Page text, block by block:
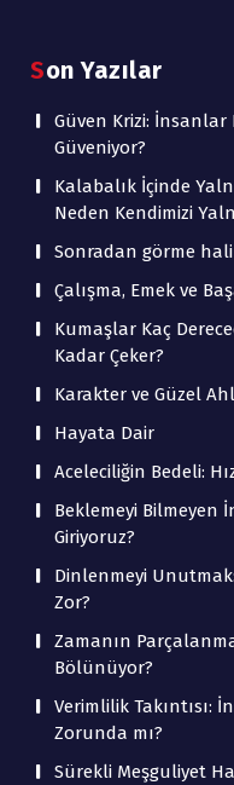
Son Yazılar
Güven Krizi: İnsanlar
Güveniyor?
Kalabalık İçinde
Neden Kendimizi
Sonradan görme
Çalışma, Emek ve
Kumaşlar Kaç
Kadar Çeker?
Karakter ve Güzel
Hayata Dair
Aceleciliğin Bedeli:
Beklemeyi Bilmeyen
Giriyoruz?
Dinlenmeyi
Zor?
Zamanın
Bölünüyor?
Verimlilik Takıntısı:
Zorunda mı?
Sürekli Meşguliyet